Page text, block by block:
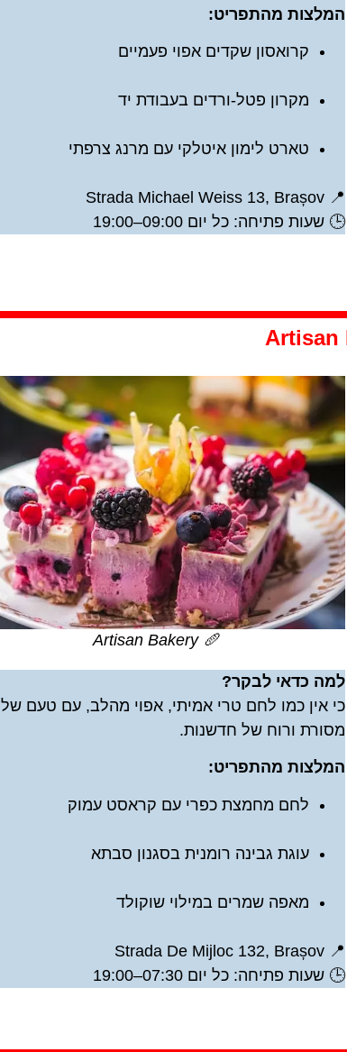
המלצות מהתפריט:
קרואסון שקדים אפוי פעמיים
מקרון פטל-ורדים בעבודת יד
טארט לימון איטלקי עם מרנג צרפתי
📍 Strada Michael Weiss 13, Brașov
🕒 שעות פתיחה: כל יום 09:00–19:00
🥖 Artisan Bakery
למה כדאי לבקר?
כי אין כמו לחם טרי אמיתי, אפוי מהלב, עם טעם של
מסורת ורוח של חדשנות.
המלצות מהתפריט:
לחם מחמצת כפרי עם קראסט עמוק
עוגת גבינה רומנית בסגנון סבתא
מאפה שמרים במילוי שוקולד
📍 Strada De Mijloc 132, Brașov
🕒 שעות פתיחה: כל יום 07:30–19:00